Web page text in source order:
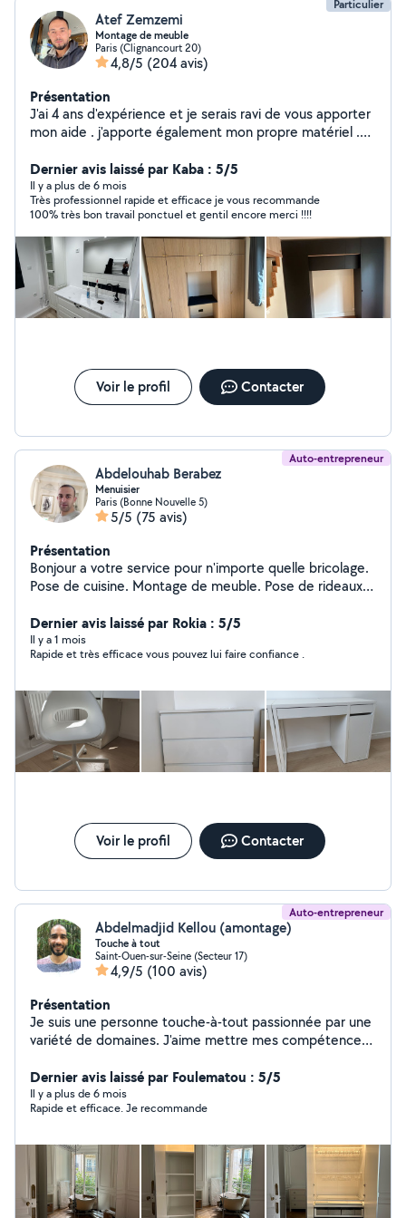
Particulier
Atef Zemzemi
Montage de meuble
Paris (Clignancourt 20)
4,8/5 (204 avis)
Présentation
J'ai 4 ans d'expérience et je serais ravi de vous apporter
mon aide . j'apporte également mon propre matériel .
Dernier avis laissé par Kaba : 5/5
Il y a plus de 6 mois
Très professionnel rapide et efficace je vous recommande
100% très bon travail ponctuel et gentil encore merci !!!!
Voir le profil Contacter
Auto-entrepreneur
Abdelouhab Berabez
Menuisier
Paris (Bonne Nouvelle 5)
5/5 (75 avis)
Présentation
Bonjour a votre service pour n'importe quelle bricolage.
Pose de cuisine. Montage de meuble. Pose de rideaux.
Dernier avis laissé par Rokia : 5/5
Il y a 1 mois
Rapide et très efficace vous pouvez lui faire confiance .
Voir le profil Contacter
Auto-entrepreneur
Abdelmadjid Kellou (amontage)
Touche à tout
Saint-Ouen-sur-Seine (Secteur 17)
4,9/5 (100 avis)
Présentation
Je suis une personne touche-à-tout passionnée par une
variété de domaines. J'aime mettre mes compétences
aide à la pose de cuisine : je me suis spécialisé dans le
montage de meubles, même les plus complexes. Je suis
capable de suivre des instructions détaillées pour le
cuisine (complets ou partiels). 2. Montage vidéo : avec
une expérience dans la création et l'édition de vidéos
pour des projets personnels ou professionnels, je suis
capable de donner vie à vos projets audiovisuels. 3.
Dernier avis laissé par Foulematou : 5/5
Il y a plus de 6 mois
Rapide et efficace. Je recommande